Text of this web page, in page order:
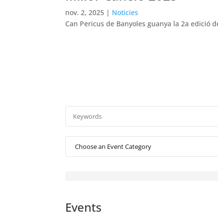
nov. 2, 2025 | Noticies
Can Pericus de Banyoles guanya la 2a edició
Events